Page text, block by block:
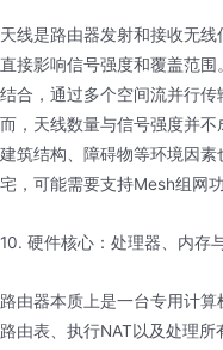
天线是路由器发射和接收无
直接影响信号强度和覆盖范
结合，通过多个空间流并行
而，天线数量与信号强度并
建筑结构、障碍物等环境因
宅，可能需要支持Mesh组网
10. 硬件核心：处理器、内存
路由器本质上是一台专用计
路由表、执行NAT以及处理